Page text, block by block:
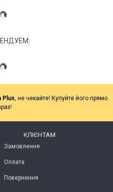
Plus , не чекайте! Купуйте його прямо
КЛІЄНТАМ
Замовлення
Оплата
Повернення